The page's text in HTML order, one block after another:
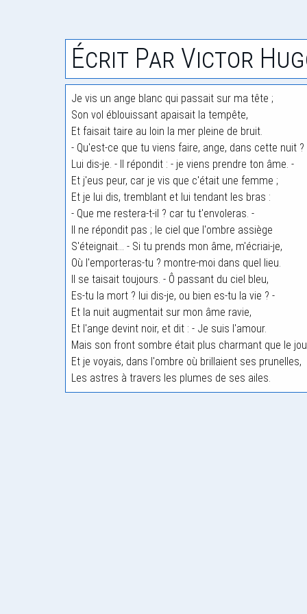
Écrit Par Victor
Je vis un ange blanc qui passait sur ma tête ;
Son vol éblouissant apaisait la tempête,
Et faisait taire au loin la mer pleine de bruit.
- Qu'est-ce que tu viens faire, ange, dans cette nuit ?
Lui dis-je. - Il répondit : - je viens prendre ton âme. -
Et j'eus peur, car je vis que c'était une femme ;
Et je lui dis, tremblant et lui tendant les bras :
- Que me restera-t-il ? car tu t'envoleras. -
Il ne répondit pas ; le ciel que l'ombre assiège
S'éteignait... - Si tu prends mon âme, m'écriai-je,
Où l'emporteras-tu ? montre-moi dans quel lieu.
Il se taisait toujours. - Ô passant du ciel bleu,
Es-tu la mort ? lui dis-je, ou bien es-tu la vie ? -
Et la nuit augmentait sur mon âme ravie,
Et l'ange devint noir, et dit : - Je suis l'amour.
Mais son front sombre était plus charmant que le
Et je voyais, dans l'ombre où brillaient ses prunelles,
Les astres à travers les plumes de ses ailes.